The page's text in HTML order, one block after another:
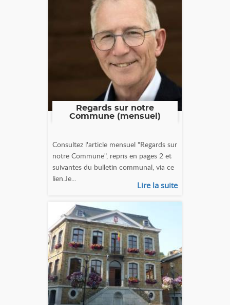
Regards sur notre
Commune (mensuel)
Consultez l'article mensuel "Regards sur
notre Commune", repris en pages 2 et
suivantes du bulletin communal, via ce
lien.Je...
Lire la suite